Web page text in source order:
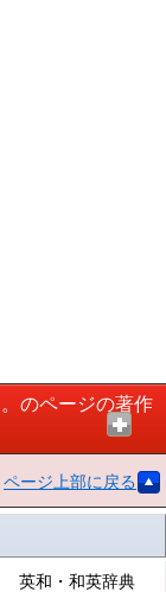
のページの著作
ページ上部に戻る
英和・和英辞典